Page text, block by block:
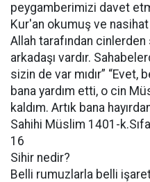
peygamberimizi davet
Kur'an okumuş ve
Allah tarafından
arkadaşı vardır.
sizin de var mıdır” “Evet,
bana yardım etti, o cin
kaldım. Artık bana
Sahihi Müslim 1401-
16
Sihir nedir?
Belli rumuzlarla belli